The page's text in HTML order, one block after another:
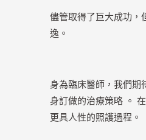
儘管取得了巨大成功
逸。
身為臨床醫師，我們
身訂做的治療策略 。
更具人性的照護過程。